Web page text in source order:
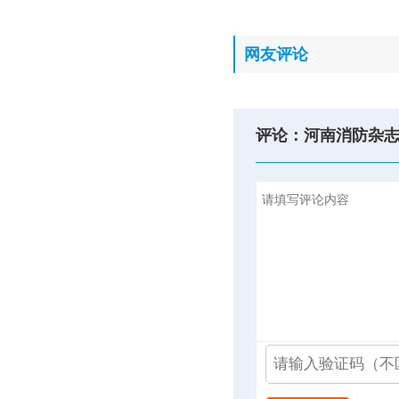
网友评论
评论：河南消防杂志